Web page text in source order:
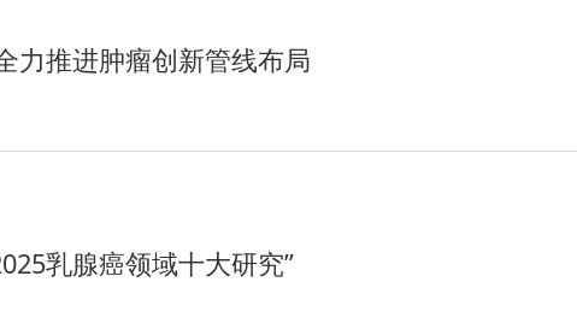
力推进肿瘤创新管线布局
乳腺癌领域十大研究”